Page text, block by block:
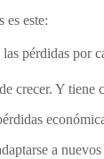
es este:
pérdidas por
crecer. Y tiene
a